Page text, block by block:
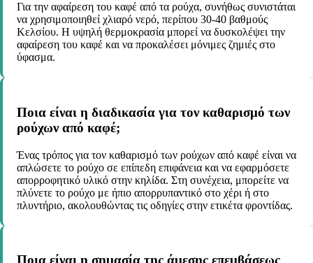
Για την αφαίρεση του καφέ από τα ρούχα, συνήθως συνιστάται
να χρησιμοποιηθεί χλιαρό νερό, περίπου 30-40 βαθμούς
Κελσίου. Η υψηλή θερμοκρασία μπορεί να δυσκολέψει την
αφαίρεση του καφέ και να προκαλέσει μόνιμες ζημιές στο
ύφασμα.
Ποια είναι η διαδικασία για τον καθαρισμό των
ρούχων από καφέ;
Ένας τρόπος για τον καθαρισμό των ρούχων από καφέ είναι να
απλώσετε το ρούχο σε επίπεδη επιφάνεια και να εφαρμόσετε
απορροφητικό υλικό στην κηλίδα. Στη συνέχεια, μπορείτε να
πλύνετε το ρούχο με ήπιο απορρυπαντικό στο χέρι ή στο
πλυντήριο, ακολουθώντας τις οδηγίες στην ετικέτα φροντίδας.
Ποια είναι η σημασία της άμεσης επεμβάσεως